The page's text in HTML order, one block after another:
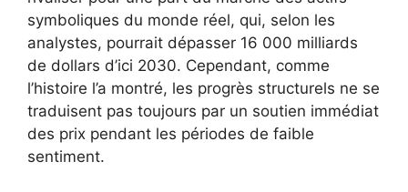
symboliques du monde réel, qui, selon les
analystes, pourrait dépasser 16 000 milliards
de dollars d’ici 2030. Cependant, comme
l’histoire l’a montré, les progrès structurels ne se
traduisent pas toujours par un soutien immédiat
des prix pendant les périodes de faible
sentiment.